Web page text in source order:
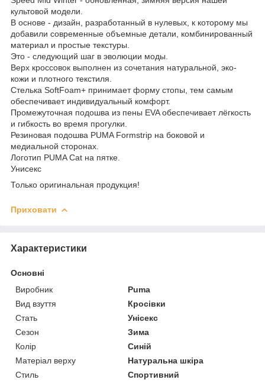
культовой модели.
В основе - дизайн, разработанный в нулевых, к которому мы
добавили современные объемные детали, комбинированный
материал и простые текстуры.
Это - следующий шаг в эволюции моды.
Верх кроссовок выполнен из сочетания натуральной, эко-
кожи и плотного текстиля.
Стелька SoftFoam+ принимает форму стопы, тем самым
обеспечивает индивидуальный комфорт.
Промежуточная подошва из пены EVA обеспечивает лёгкость
и гибкость во время прогулки.
Резиновая подошва PUMA Formstrip на боковой и
медиальной сторонах.
Логотип PUMA Cat на пятке.
Унисекс
Только оригинальная продукция!
Приховати
Характеристики
Основні
Виробник
Puma
Вид взуття
Кросівки
Стать
Унісекс
Сезон
Зима
Колір
Синій
Матеріал верху
Натуральна шкіра
Стиль
Спортивний